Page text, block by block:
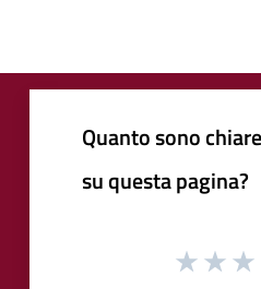
Quanto sono
su questa pagina?